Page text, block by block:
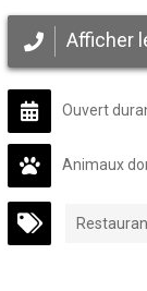
Afficher
Ouvert
Animaux